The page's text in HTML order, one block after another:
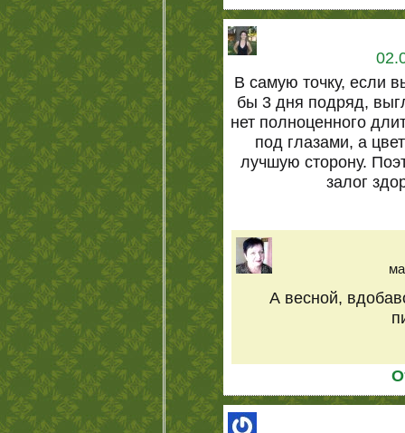
В самую точку, если
бы 3 дня подряд,
нет полноценного
под глазами, а
лучшую сторону.
залог
А весной,